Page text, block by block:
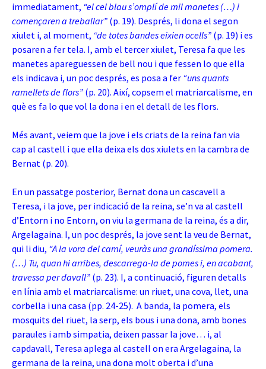
immediatament, “el cel blau s’omplí de mil manetes (…) i
començaren a treballar” (p. 19). Després, li dona el segon
xiulet i, al moment, “de totes bandes eixien ocells” (p. 19) i es
posaren a fer tela. I, amb el tercer xiulet, Teresa fa que les
manetes apareguessen de bell nou i que fessen lo que ella
els indicava i, un poc després, es posa a fer “uns quants
ramellets de flors” (p. 20). Així, copsem el matriarcalisme, en
què es fa lo que vol la dona i en el detall de les flors.
Més avant, veiem que la jove i els criats de la reina fan via
cap al castell i que ella deixa els dos xiulets en la cambra de
Bernat (p. 20).
En un passatge posterior, Bernat dona un cascavell a
Teresa, i la jove, per indicació de la reina, se’n va al castell
d’Entorn i no Entorn, on viu la germana de la reina, és a dir,
Argelagaina. I, un poc després, la jove sent la veu de Bernat,
qui li diu, “A la vora del camí, veuràs una grandíssima pomera.
(…) Tu, quan hi arribes, descarrega-la de pomes i, en acabant,
travessa per davall” (p. 23). I, a continuació, figuren detalls
en línia amb el matriarcalisme: un riuet, una cova, llet, una
corbella i una casa (pp. 24-25). A banda, la pomera, els
mosquits del riuet, la serp, els bous i una dona, amb bones
paraules i amb simpatia, deixen passar la jove… i, al
capdavall, Teresa aplega al castell on era Argelagaina, la
germana de la reina, una dona molt oberta i d’una